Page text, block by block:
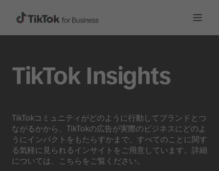
TikTok Insights
TikTokコミュニティがどのように行動してブランドとつ
ながるかから、TikTokの広告が実際のビジネスにどのよ
うにインパクトをもたらすかまで、すべてのことに関す
る気軽に見られるインサイトをご用意しています。詳細
については、こちらをご覧ください。